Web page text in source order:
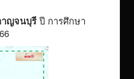
าญจนบุรีปี การศึกษา